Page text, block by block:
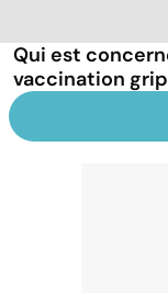
Qui est
vaccination